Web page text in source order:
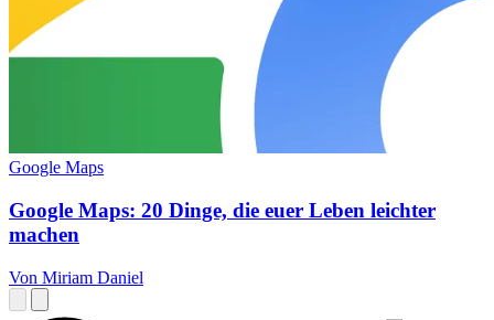
Google Maps
Google Maps: 20 Dinge, die euer Leben leichter
machen
Von Miriam Daniel